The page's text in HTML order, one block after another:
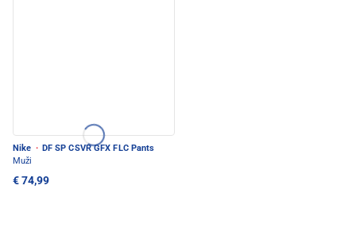
Nike · DF SP CSVR GFX FLC Pants
Muži
€ 74,99